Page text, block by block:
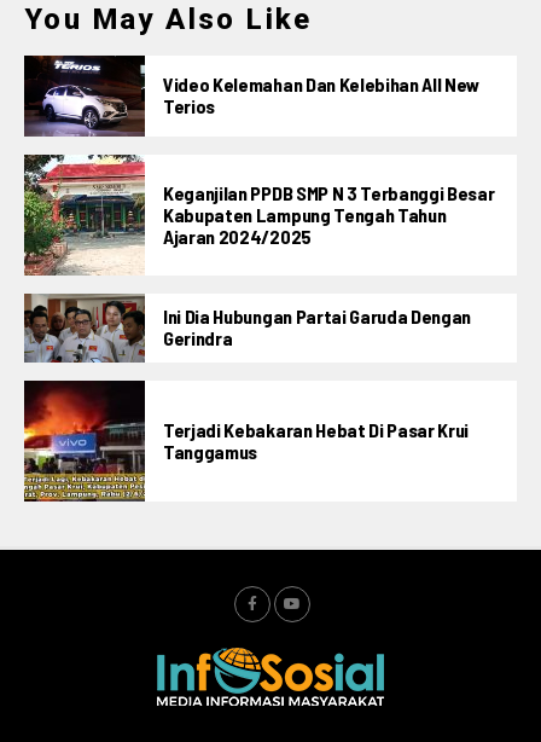
You May Also Like
Video Kelemahan Dan Kelebihan All New
Terios
Keganjilan PPDB SMP N 3 Terbanggi Besar
Kabupaten Lampung Tengah Tahun
Ajaran 2024/2025
Ini Dia Hubungan Partai Garuda Dengan
Gerindra
Terjadi Kebakaran Hebat Di Pasar Krui
Tanggamus